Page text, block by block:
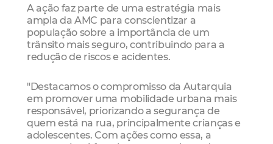
A ação faz parte de uma estratégia mais
ampla da AMC para conscientizar a
população sobre a importância de um
trânsito mais seguro, contribuindo para a
redução de riscos e acidentes.
"Destacamos o compromisso da Autarquia
em promover uma mobilidade urbana mais
responsável, priorizando a segurança de
quem está na rua, principalmente crianças e
adolescentes. Com ações como essa, a